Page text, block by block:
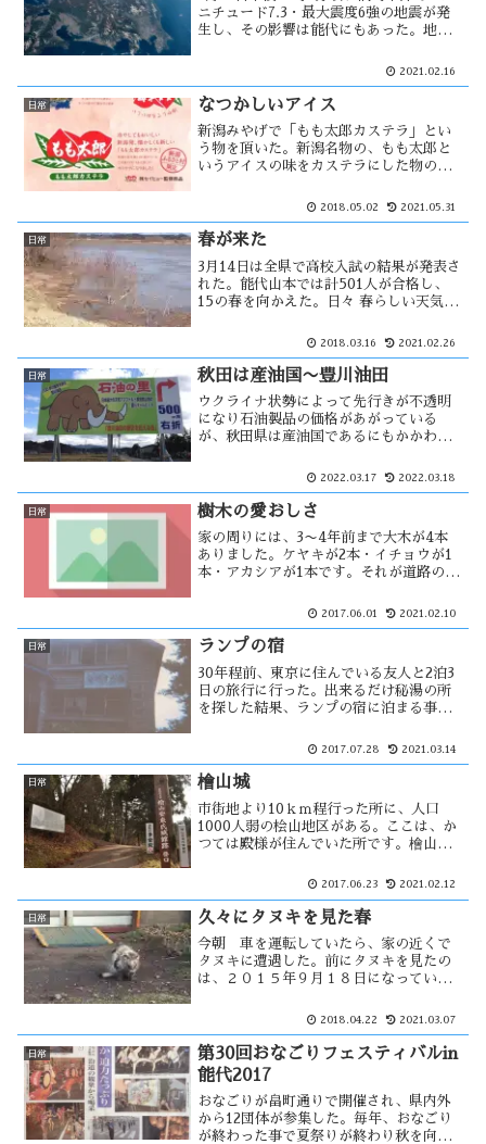
ニチュード7.3・最大震度6強の地震が発
生し、その影響は能代にもあった。地震
ていると目眩すら感じる揺れでした。こ
だという。
2021.02.16
日常 なつかしいアイス
新潟みやげで「もも太郎カステラ」とい
う物を頂いた。新潟名物の、もも太郎と
いうアイスの味をカステラにした物の様
ゴ味であった。そのカステラを食べた
ルホン・みぞれ」と似ている・・
2018.05.02 2021.05.31
日常 春が来た
3月14日は全県で高校入試の結果が発表さ
れた。能代山本では計501人が合格し、
15の春を向かえた。日々 春らしい天気に
ってきた。雨が降った事により雪融け水
水の心配は無さそうだが・・
2018.03.16 2021.02.26
日常 秋田は産油国〜豊川油田
ウクライナ状勢によって先行きが不透明
になり石油製品の価格があがっている
が、秋田県は産油国であるにもかかわら
が微々たるモノだからだろう。それも枯
豊川油田の事が放送された・・・
2022.03.17 2022.03.18
日常 樹木の愛おしさ
家の周りには、3〜4年前まで大木が4本
ありました。ケヤキが2本・イチョウが1
本・アカシアが1本です。それが道路の拡
幼少の頃から大木だったので、ずいぶん
地は開拓地で・・
2017.06.01 2021.02.10
日常 ランプの宿
30年程前、東京に住んでいる友人と2泊3
日の旅行に行った。出来るだけ秘湯の所
を探した結果、ランプの宿に泊まる事に
で陸軍部隊が目指した田代温泉でした。
2018年にはダムの底に・・
2017.07.28 2021.03.14
日常 檜山城
市街地より10ｋｍ程行った所に、人口
1000人弱の桧山地区がある。ここは、か
つては殿様が住んでいた所です。檜山城
1495年に完了をしたとされている。その
城になった。
2017.06.23 2021.02.12
日常 久々にタヌキを見た春
今朝 車を運転していたら、家の近くで
タヌキに遭遇した。前にタヌキを見たの
は、２０１５年９月１８日になってい
ので、成長したタヌキだろうか？その姿
る感じ。ロッキー向能代店が解体・・
2018.04.22 2021.03.07
日常
第30回おなごりフェスティバルin
能代2017
おなごりが畠町通りで開催され、県内外
から12団体が参集した。毎年、おなごり
が終わった事で夏祭りが終わり秋を向か